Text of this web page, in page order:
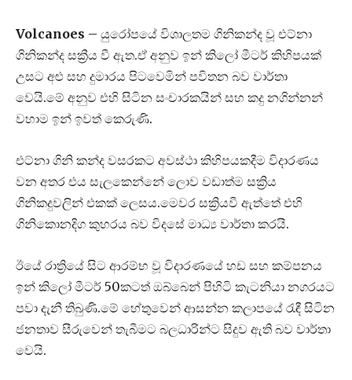
Volcanoes – යුරෝපයේ විශාලතම ගිනිකන්ද වූ එට්නා
ගිනිකන්ද සක්‍රීය වී ඇත.‍ඒ අනුව ඉන් කිලෝ මීටර් කිහිපයක්
උසට අළු සහ දුමාරය පිටවෙමින් පවිතන බව වාර්තා
වෙයි.මේ අනුව එහි සිටින සංචාරකයින් සහ කදු නගින්නන්
වහාම ඉන් ඉවත් කෙරුණි.
එට්නා ගිනි කන්ද වසරකට අවස්ථා කිහිපයකදීම විදාරණය
වන අතර එය සැලකෙන්නේ ලොව වඩාත්ම සක්‍රිය
ගිනිකදුවලින් එකක් ලෙසය.මෙවර සක්‍රියවී ඇත්තේ එහි
ගිනිකොනදිග කුහරය බව විදසේ මාධ්‍ය වාර්තා කරයි.
ඊයේ රාත්‍රියේ සිට ආරම්භ වූ විදාරණයේ හඩ සහ කම්පනය
ඉන් කිලෝ මීටර් 50කටත් ඔබ්බෙන් පිහිටි කැටනියා නගරයට
පවා දැනී තිබුණි.මේ හේතුවෙන් ආසන්න කලාපයේ රැඳී සිටින
ජනතාව සීරුවෙන් තැබීමට බලධාරින්ට සිදුව ඇති බව වාර්තා
වෙයි.